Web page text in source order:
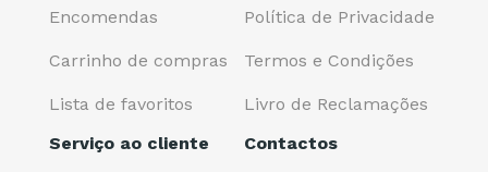
Encomendas
Carrinho de compras
Lista de favoritos
Política de Privacidade
Termos e Condições
Livro de Reclamações
Serviço ao cliente
Contactos